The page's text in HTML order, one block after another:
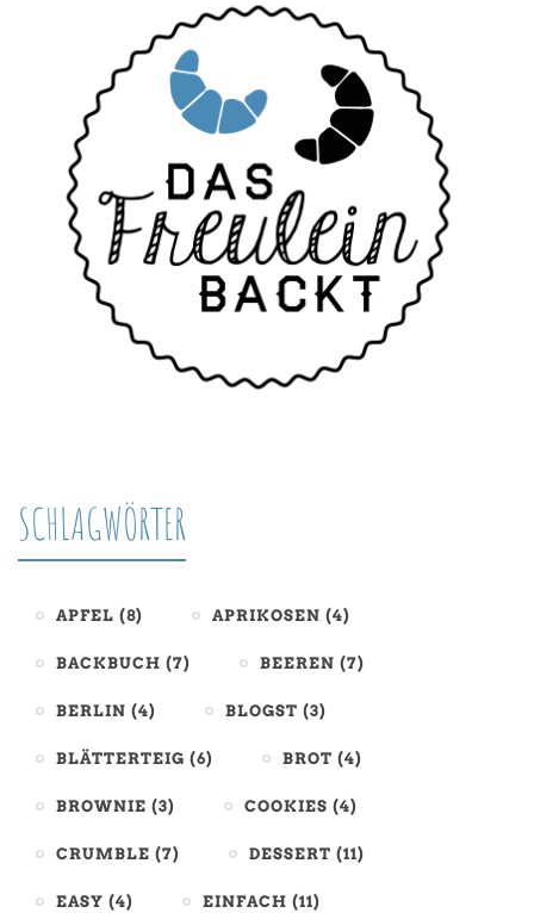
SCHLAGWÖRTER
APFEL (8) APRIKOSEN (4)
BACKBUCH (7) BEEREN (7)
BERLIN (4) BLOGST (3)
BLÄTTERTEIG (6) BROT (4)
BROWNIE (3) COOKIES (4)
CRUMBLE (7) DESSERT (11)
EASY (4) EINFACH (11)